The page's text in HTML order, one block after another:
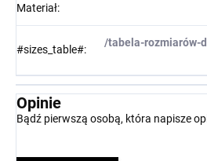
Materiał:
#sizes_table#:
/tabela-rozmiarów-
Opinie
Bądź pierwszą osobą, która napisze